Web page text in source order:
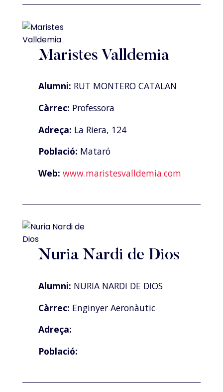
Maristes Valldemia
Alumni: RUT MONTERO CATALAN
Càrrec: Professora
Adreça: La Riera, 124
Població: Mataró
Web: www.maristesvalldemia.com
Nuria Nardi de Dios
Alumni: NURIA NARDI DE DIOS
Càrrec: Enginyer Aeronàutic
Adreça:
Població: